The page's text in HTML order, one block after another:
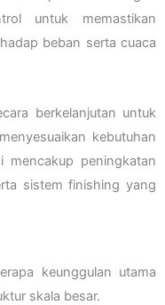
untuk memastikan
beban serta cuaca
berkelanjutan untuk
kebutuhan
peningkatan
sistem finishing yang
keunggulan utama
skala besar.